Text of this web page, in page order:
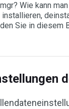
Wie kann
Sie in diesem